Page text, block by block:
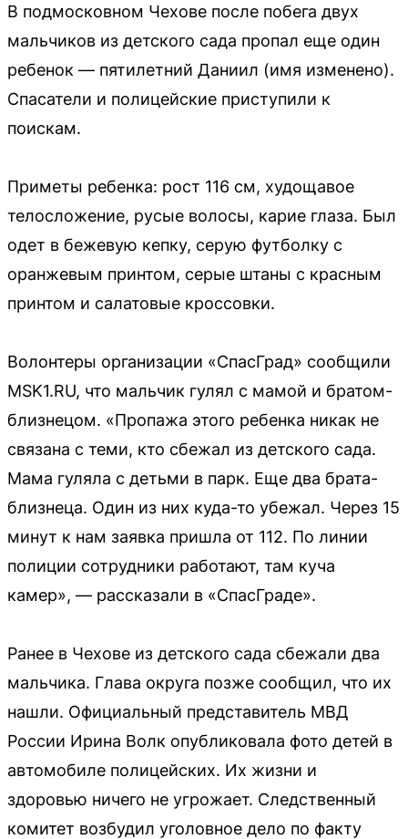
В подмосковном Чехове после побега двух
мальчиков из детского сада пропал еще один
ребенок — пятилетний Даниил (имя изменено).
Спасатели и полицейские приступили к
поискам.
Приметы ребенка: рост 116 см, худощавое
телосложение, русые волосы, карие глаза. Был
одет в бежевую кепку, серую футболку с
оранжевым принтом, серые штаны с красным
принтом и салатовые кроссовки.
Волонтеры организации «СпасГрад» сообщили
MSK1.RU, что мальчик гулял с мамой и братом-
близнецом. «Пропажа этого ребенка никак не
связана с теми, кто сбежал из детского сада.
Мама гуляла с детьми в парк. Еще два брата-
близнеца. Один из них куда-то убежал. Через 15
минут к нам заявка пришла от 112. По линии
полиции сотрудники работают, там куча
камер», — рассказали в «СпасГраде».
Ранее в Чехове из детского сада сбежали два
мальчика. Глава округа позже сообщил, что их
нашли. Официальный представитель МВД
России Ирина Волк опубликовала фото детей в
автомобиле полицейских. Их жизни и
здоровью ничего не угрожает. Следственный
комитет возбудил уголовное дело по факту